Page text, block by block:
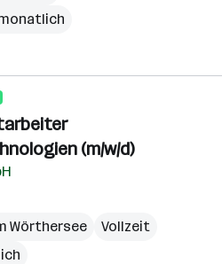
monatlich
(m/w/d)
Wörthersee
Vollzeit